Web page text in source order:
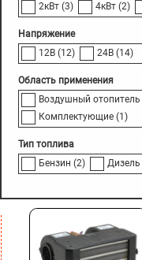
2кВт (3) 4кВт (2)
Напряжение
12В (12) 24В (14)
Область применения
Воздушный отопитель
Комплектующие (1)
Тип топлива
Бензин (2) Дизель